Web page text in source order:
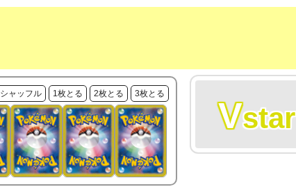
シャッフル 1枚とる 2枚とる 3枚とる
Vstar